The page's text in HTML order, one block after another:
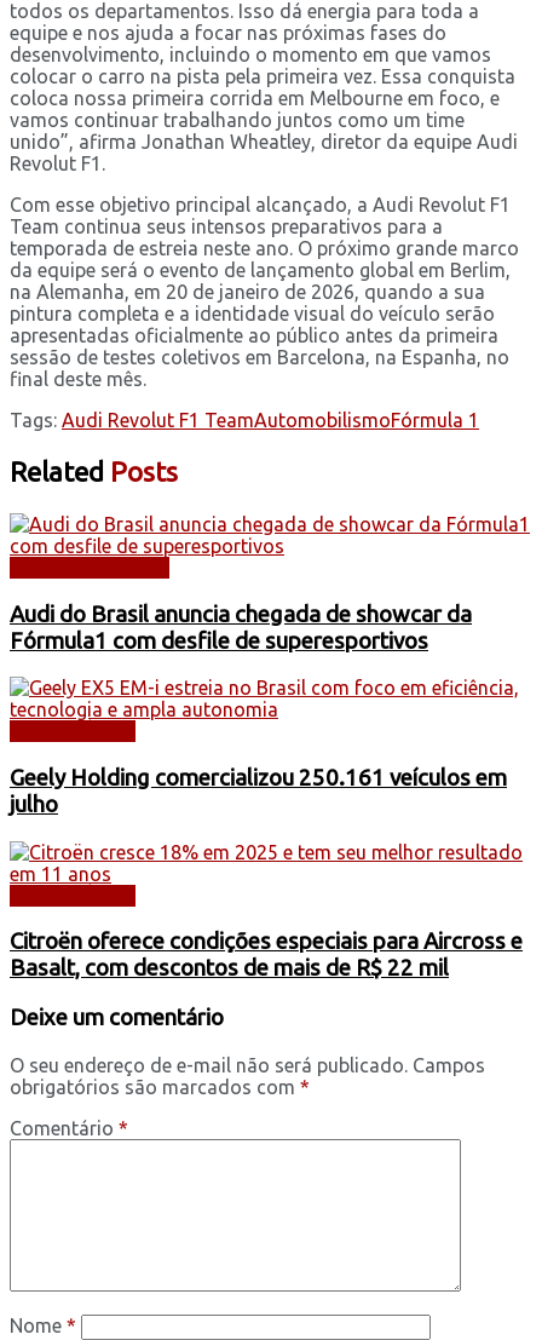
todos os departamentos. Isso dá energia para toda a
equipe e nos ajuda a focar nas próximas fases do
desenvolvimento, incluindo o momento em que vamos
colocar o carro na pista pela primeira vez. Essa conquista
coloca nossa primeira corrida em Melbourne em foco, e
vamos continuar trabalhando juntos como um time
unido”, afirma Jonathan Wheatley, diretor da equipe Audi
Revolut F1.
Com esse objetivo principal alcançado, a Audi Revolut F1
Team continua seus intensos preparativos para a
temporada de estreia neste ano. O próximo grande marco
da equipe será o evento de lançamento global em Berlim,
na Alemanha, em 20 de janeiro de 2026, quando a sua
pintura completa e a identidade visual do veículo serão
apresentadas oficialmente ao público antes da primeira
sessão de testes coletivos em Barcelona, na Espanha, no
final deste mês.
Tags: Audi Revolut F1 TeamAutomobilismoFórmula 1
Related Posts
Audi do Brasil anuncia chegada de showcar da
Fórmula1 com desfile de superesportivos
Geely Holding comercializou 250.161 veículos em
julho
Citroën oferece condições especiais para Aircross e
Basalt, com descontos de mais de R$ 22 mil
Deixe um comentário
O seu endereço de e-mail não será publicado. Campos
obrigatórios são marcados com *
Comentário *
Nome *